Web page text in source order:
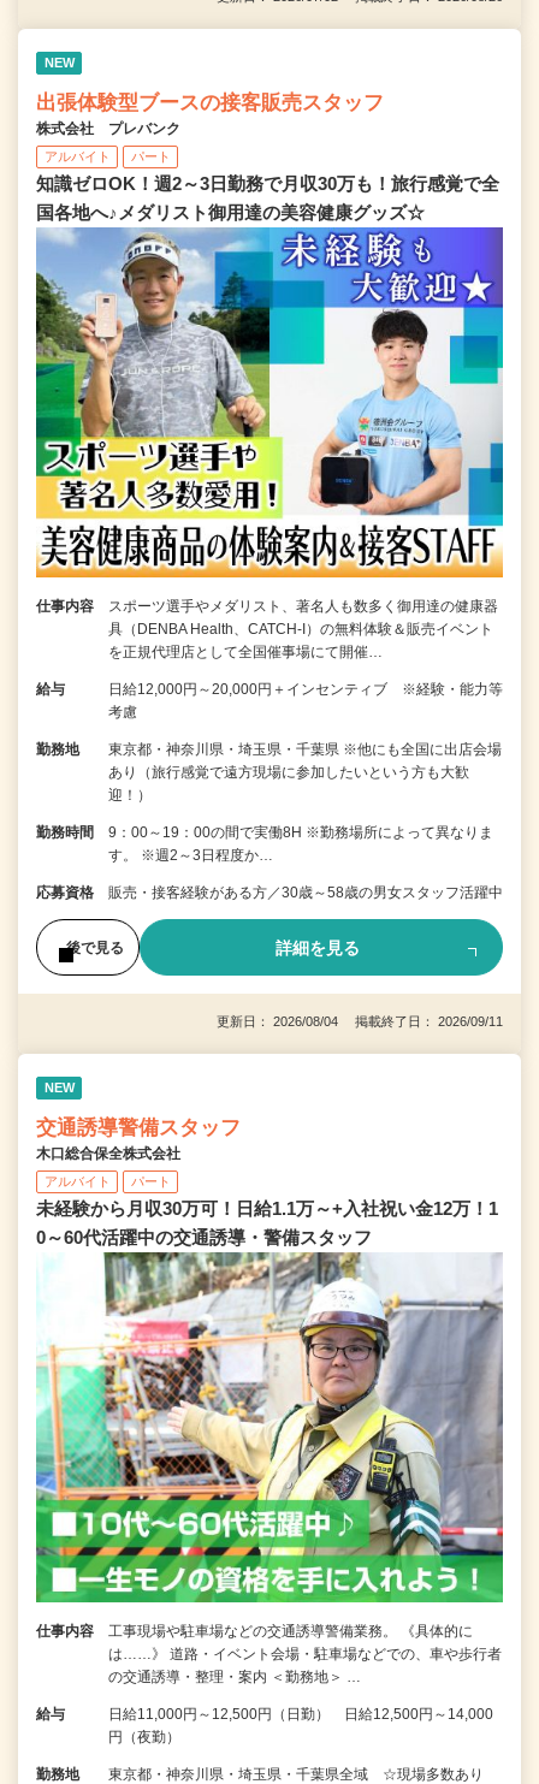
NEW
出張体験型ブースの接客販売スタッフ
株式会社 プレバンク
アルバイト パート
知識ゼロOK！週2～3日勤務で月収30万も！旅行感覚で全
国各地へ♪メダリスト御用達の美容健康グッズ☆
仕事内容
スポーツ選手やメダリスト、著名人も数多く御用達の健康器
具（DENBA Health、CATCH-I）の無料体験＆販売イベント
を正規代理店として全国催事場にて開催…
給与
日給12,000円～20,000円＋インセンティブ ※経験・能力等
考慮
勤務地
東京都・神奈川県・埼玉県・千葉県 ※他にも全国に出店会場
あり（旅行感覚で遠方現場に参加したいという方も大歓
迎！）
勤務時間
9：00～19：00の間で実働8H ※勤務場所によって異なりま
す。 ※週2～3日程度か…
応募資格 販売・接客経験がある方／30歳～58歳の男女スタッフ活躍中
後で見る 詳細を見る
更新日： 2026/08/04 掲載終了日： 2026/09/11
NEW
交通誘導警備スタッフ
木口総合保全株式会社
アルバイト パート
未経験から月収30万可！日給1.1万～+入社祝い金12万！1
0～60代活躍中の交通誘導・警備スタッフ
仕事内容
工事現場や駐車場などの交通誘導警備業務。 《具体的に
は……》 道路・イベント会場・駐車場などでの、車や歩行者
の交通誘導・整理・案内 ＜勤務地＞ …
給与
日給11,000円～12,500円（日勤） 日給12,500円～14,000
円（夜勤）
勤務地
東京都・神奈川県・埼玉県・千葉県全域 ☆現場多数あり